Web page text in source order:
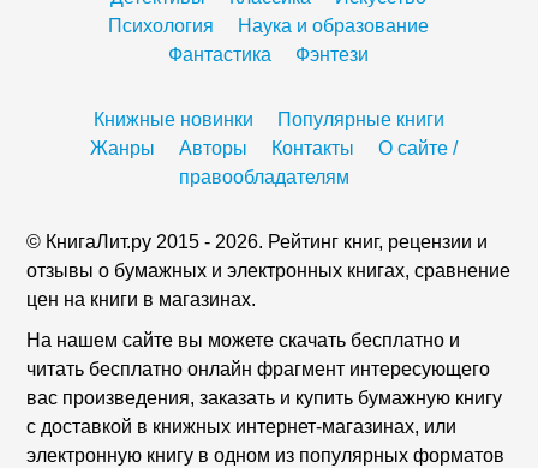
Психология
Наука и образование
Фантастика
Фэнтези
Книжные новинки
Популярные книги
Жанры
Авторы Контакты
О сайте /
правообладателям
© КнигаЛит.ру 2015 - 2026. Рейтинг книг, рецензии и
отзывы о бумажных и электронных книгах, сравнение
цен на книги в магазинах.
На нашем сайте вы можете скачать бесплатно и
читать бесплатно онлайн фрагмент интересующего
вас произведения, заказать и купить бумажную книгу
с доставкой в книжных интернет-магазинах, или
электронную книгу в одном из популярных форматов